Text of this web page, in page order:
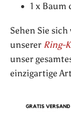
1 x Baum
Sehen Sie
unserer Ring-
unser
einzigartige